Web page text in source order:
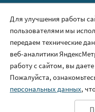
Правила сайта
Политика обработки
Размещение рекламы
Контакты
Для улучшения работы
пользователями мы
передаем технические
веб-аналитики
работу с сайтом, вы
Пожалуйста,
персональных данных,